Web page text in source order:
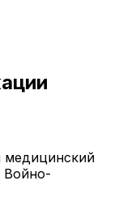
медицинский
Войно-